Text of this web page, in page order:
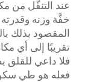
عند التنقُّل من
خفَّة وزنه
المقصود بذلك
تقريبًا إلى أي
فلا داعي للقلق